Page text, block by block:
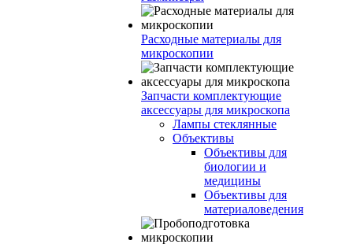
Расходные материалы для
микроскопии
Запчасти комплектующие
аксессуары для микроскопа
Лампы стеклянные
Объективы
Объективы для
биологии и
медицины
Объективы для
материаловедения